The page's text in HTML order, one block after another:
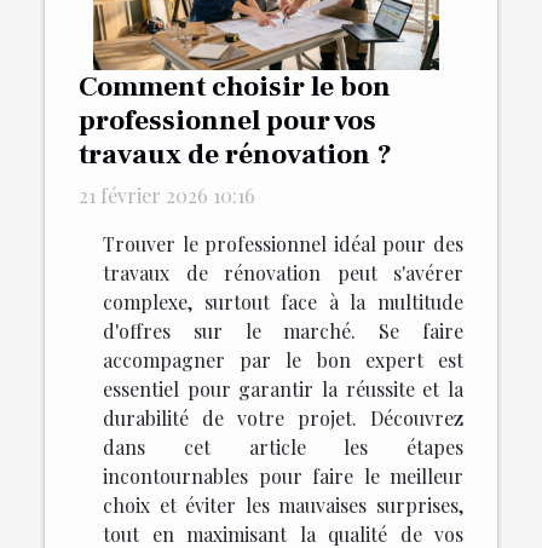
Comment choisir le bon
professionnel pour vos
travaux de rénovation ?
21 février 2026 10:16
Trouver le professionnel idéal pour des
travaux de rénovation peut s'avérer
complexe, surtout face à la multitude
d'offres sur le marché. Se faire
accompagner par le bon expert est
essentiel pour garantir la réussite et la
durabilité de votre projet. Découvrez
dans cet article les étapes
incontournables pour faire le meilleur
choix et éviter les mauvaises surprises,
tout en maximisant la qualité de vos